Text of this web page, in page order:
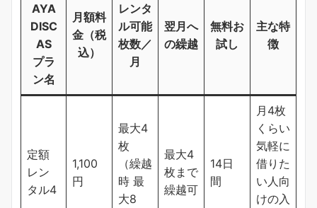
AYA
DISC
AS
プラ
ン名
月額料
金（税
込）
レンタ
ル可能
枚数／
月
翌月へ
の繰越
無料お
試し
主な特
徴
定額
レン
タル4
1,100
円
最大4
枚
（繰越
時 最
大8
最大4
枚まで
繰越可
14日
間
月4枚
くらい
気軽に
借りた
い人向
けの入